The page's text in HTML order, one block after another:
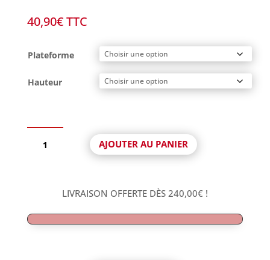
40,90€TTC
Plateforme
Hauteur
Rotationnelle
AJOUTER AU PANIER
LIVRAISON OFFERTE DÈS240,00€ !